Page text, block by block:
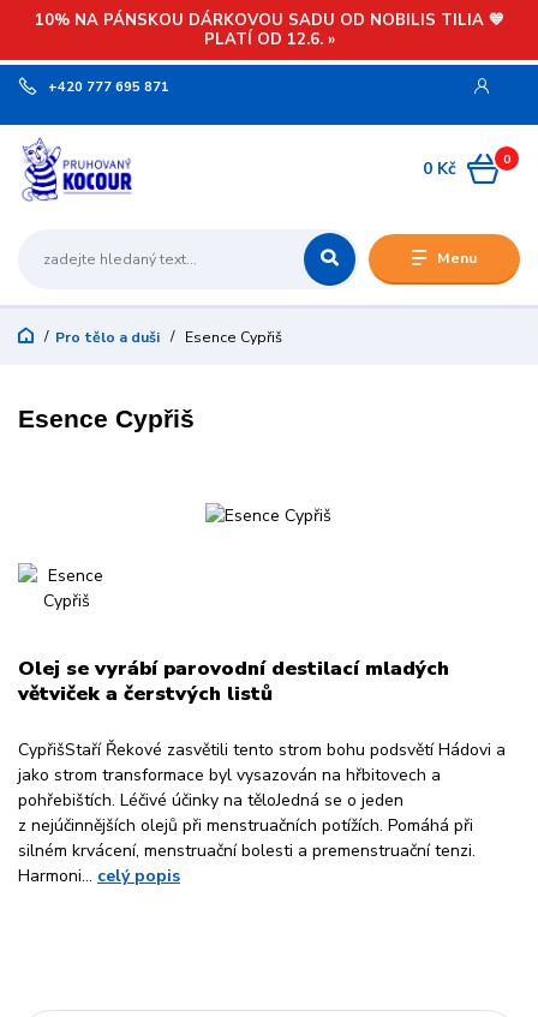
10% NA PÁNSKOU DÁRKOVOU SADU OD NOBILIS TILIA 💙
PLATÍ OD 12.6. »
Menu
+420 777 695 871
0
0 Kč
Pro tělo a duši Esence Cypřiš
Esence Cypřiš
Olej se vyrábí parovodní destilací mladých
větviček a čerstvých listů
CypřišStaří Řekové zasvětili tento strom bohu podsvětí Hádovi a
jako strom transformace byl vysazován na hřbitovech a
pohřebištích. Léčivé účinky na těloJedná se o jeden
z nejúčinnějších olejů při menstruačních potížích. Pomáhá při
silném krvácení, menstruační bolesti a premenstruační tenzi.
Harmoni... celý popis